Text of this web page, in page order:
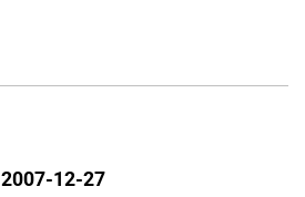
2007-12-27